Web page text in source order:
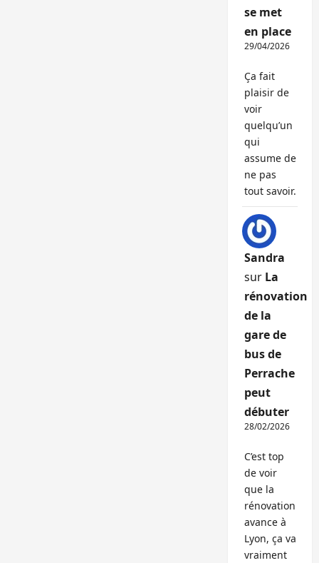
se met
en place
29/04/2026
Ça fait
plaisir de
voir
quelqu’un
qui
assume de
ne pas
tout savoir.
Sandra
sur La
rénovation
de la
gare de
bus de
Perrache
peut
débuter
28/02/2026
C’est top
de voir
que la
rénovation
avance à
Lyon, ça va
vraiment